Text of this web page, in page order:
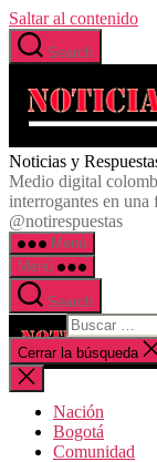
Saltar al contenido
Search
Noticias y
Medio digital
interrogantes en una
@notirespuestas
Menú
Menú
Search
Cerrar la búsqueda
Nación
Bogotá
Comunidad